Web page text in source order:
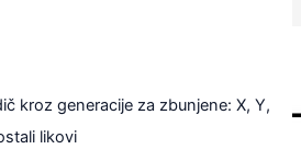
kroz generacije za zbunjene: X, Y,
likovi